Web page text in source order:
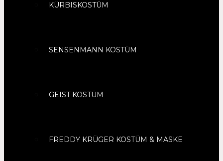
KÜRBISKOSTÜM
SENSENMANN KOSTÜM
GEIST KOSTÜM
FREDDY KRÜGER KOSTÜM & MASKE